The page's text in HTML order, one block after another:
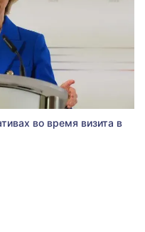
во время визита в